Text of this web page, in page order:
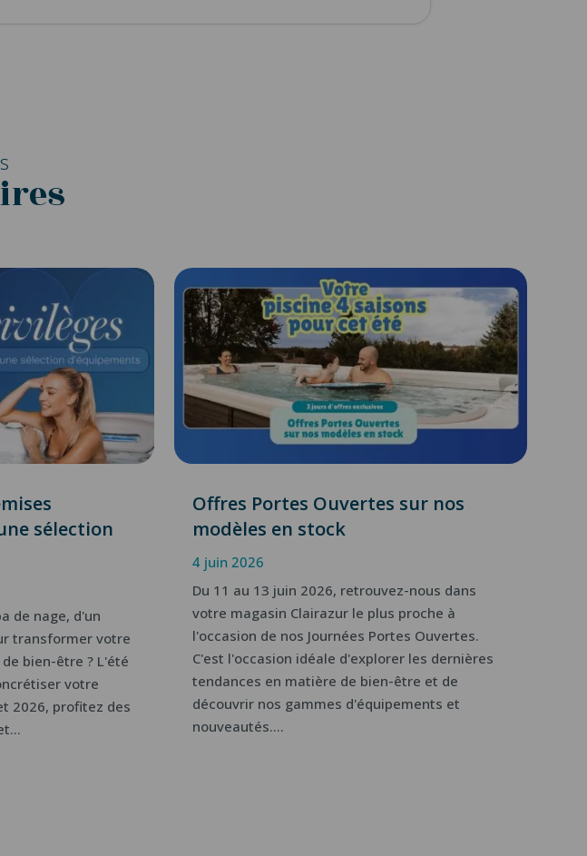
sélection
de nage, d'un
transformer votre
bien-être ? L'été
votre
2026, profitez des
Offres Portes Ouvertes sur nos
modèles en stock
4 juin 2026
Du 11 au 13 juin 2026, retrouvez-nous dans
votre magasin Clairazur le plus proche à
l'occasion de nos Journées Portes Ouvertes.
C'est l'occasion idéale d'explorer les dernières
tendances en matière de bien-être et de
découvrir nos gammes d'équipements et
nouveautés....